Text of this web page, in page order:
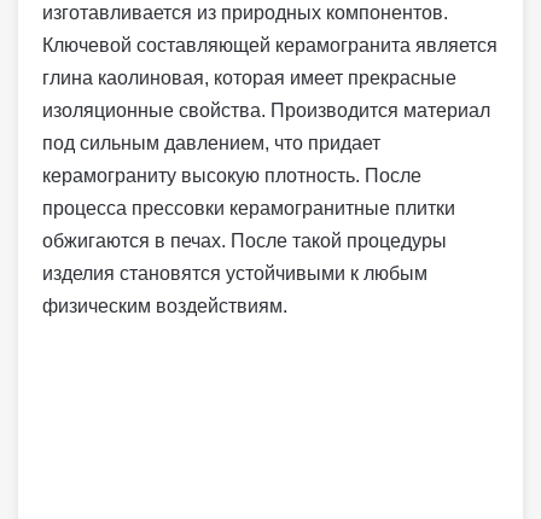
изготавливается из природных компонентов.
Ключевой составляющей керамогранита является
глина каолиновая, которая имеет прекрасные
изоляционные свойства. Производится материал
под сильным давлением, что придает
керамограниту высокую плотность. После
процесса прессовки керамогранитные плитки
обжигаются в печах. После такой процедуры
изделия становятся устойчивыми к любым
физическим воздействиям.